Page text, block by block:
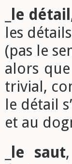
le détail
les
(pas le
alors
trivial,
le détail
et au
le saut